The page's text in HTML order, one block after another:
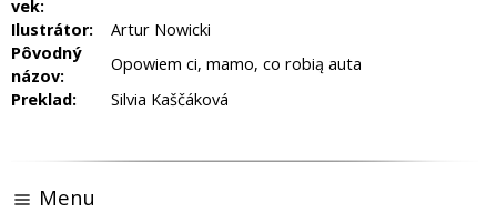
vek:
Ilustrátor:
Artur Nowicki
Pôvodný
názov:
Opowiem ci, mamo, co robią auta
Preklad:
Silvia Kaščáková
Menu